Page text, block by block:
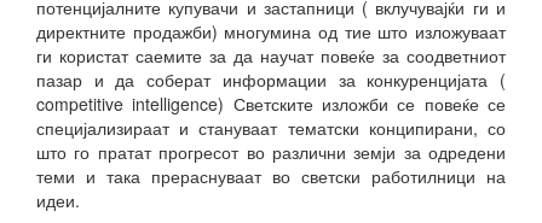
потенцијалните купувачи и застапници ( вклучувајќи ги и
директните продажби) многумина од тие што изложуваат
ги користат саемите за да научат повеќе за соодветниот
пазар и да соберат информации за конкуренцијата (
competitive intelligence) Светските изложби се повеќе се
специјализираат и стануваат тематски конципирани, со
што го пратат прогресот во различни земји за одредени
теми и така прераснуваат во светски работилници на
идеи.